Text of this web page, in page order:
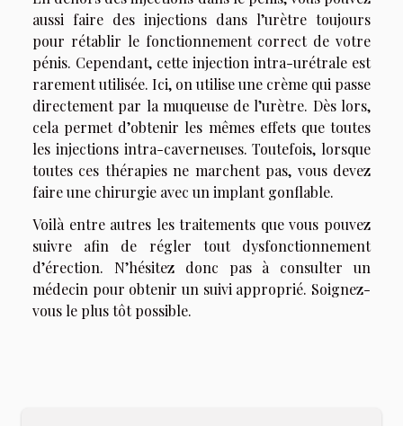
aussi faire des injections dans l’urètre toujours
pour rétablir le fonctionnement correct de votre
pénis. Cependant, cette injection intra-urétrale est
rarement utilisée. Ici, on utilise une crème qui passe
directement par la muqueuse de l’urètre. Dès lors,
cela permet d’obtenir les mêmes effets que toutes
les injections intra-caverneuses. Toutefois, lorsque
toutes ces thérapies ne marchent pas, vous devez
faire une chirurgie avec un implant gonflable.
Voilà entre autres les traitements que vous pouvez
suivre afin de régler tout dysfonctionnement
d’érection. N’hésitez donc pas à consulter un
médecin pour obtenir un suivi approprié. Soignez-
vous le plus tôt possible.